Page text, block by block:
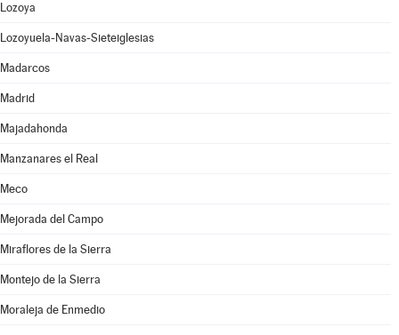
Lozoya
Lozoyuela-Navas-Sieteiglesias
Madarcos
Madrid
Majadahonda
Manzanares el Real
Meco
Mejorada del Campo
Miraflores de la Sierra
Montejo de la Sierra
Moraleja de Enmedio